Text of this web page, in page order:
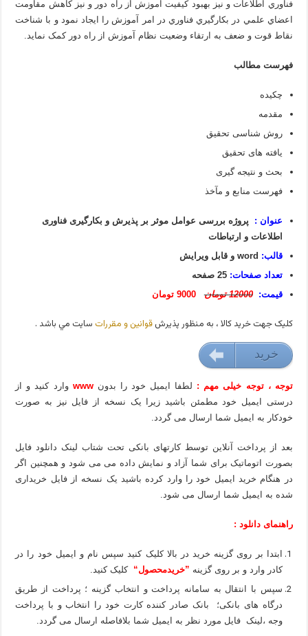
فناوري اطلاعات و نيز بهبود کيفيت آموزش از راه دور و نيز کاهش مقاومت
اعضاي علمي در بکارگيري فناوري در امر آموزش را ايجاد نمود و با شناخت
نقاط قوت و ضعف به ارتقاء وضعيت نظام آموزش از راه دور کمک نمايد.
فهرست مطالب
چکيده
مقدمه
روش شناسی تحقیق
یافته های تحقیق
بحث و نتیجه گیری
فهرست منابع و مآخذ
عنوان : پروژه بررسی عوامل موثر بر پذیرش و بکارگیری فناوری
اطلاعات و ارتباطات
قالب:
تعداد صفحات: 25 صفحه
قیمت:12000 تومان 9000 تومان
کليک جهت خريد کالا ، به منظور پذيرشقوانين و مقررات سايت مي باشد .
9000 تومان خريد
توجه ، توجه خیلی مهم : لطفا ایمیل خود را بدون www وارد کنید و از
درستی ایمیل خود مطمئن باشید زیرا یک نسخه از فایل نیز به صورت
خودکار به ایمیل شما ارسال می گردد.
بعد از پرداخت آنلاین توسط کارتهای بانکی تحت شتاب لینک دانلود فایل
بصورت اتوماتیک برای شما آزاد و نمایش داده می می شود و همچنین اگر
در هنگام خرید ایمیل خود را وارد کرده باشید یک نسخه از فایل خریداری
شده به ایمیل شما ارسال می شود.
راهنمای دانلود :
ابتدا بر روی گزینه خرید در بالا کلیک کنید سپس نام و ایمیل خود را در
کادر وارد و بر روی گزینه ”خریدمحصول“
کلیک کنید.
سپس با انتقال به سامانه پرداخت و انتخاب گزینه ؛ پرداخت از طریق
درگاه های بانکی؛ بانک صادر کننده کارت خود را انتخاب و با پرداخت
وجه ،لینک فایل مورد نظر به ایمیل شما بلافاصله ارسال می گردد.